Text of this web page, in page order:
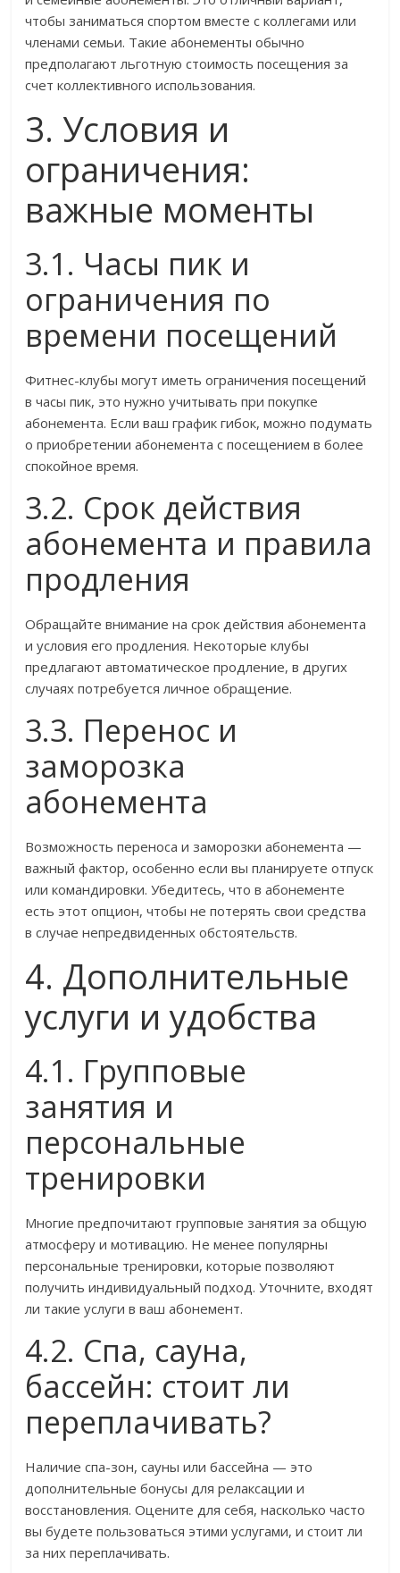
чтобы заниматься спортом вместе с коллегами или
членами семьи. Такие абонементы обычно
предполагают льготную стоимость посещения за
счет коллективного использования.
3. Условия и
ограничения:
важные моменты
3.1. Часы пик и
ограничения по
времени посещений
Фитнес-клубы могут иметь ограничения посещений
в часы пик, это нужно учитывать при покупке
абонемента. Если ваш график гибок, можно подумать
о приобретении абонемента с посещением в более
спокойное время.
3.2. Срок действия
абонемента и правила
продления
Обращайте внимание на срок действия абонемента
и условия его продления. Некоторые клубы
предлагают автоматическое продление, в других
случаях потребуется личное обращение.
3.3. Перенос и
заморозка
абонемента
Возможность переноса и заморозки абонемента —
важный фактор, особенно если вы планируете отпуск
или командировки. Убедитесь, что в абонементе
есть этот опцион, чтобы не потерять свои средства
в случае непредвиденных обстоятельств.
4. Дополнительные
услуги и удобства
4.1. Групповые
занятия и
персональные
тренировки
Многие предпочитают групповые занятия за общую
атмосферу и мотивацию. Не менее популярны
персональные тренировки, которые позволяют
получить индивидуальный подход. Уточните, входят
ли такие услуги в ваш абонемент.
4.2. Спа, сауна,
бассейн: стоит ли
переплачивать?
Наличие спа-зон, сауны или бассейна — это
дополнительные бонусы для релаксации и
восстановления. Оцените для себя, насколько часто
вы будете пользоваться этими услугами, и стоит ли
за них переплачивать.